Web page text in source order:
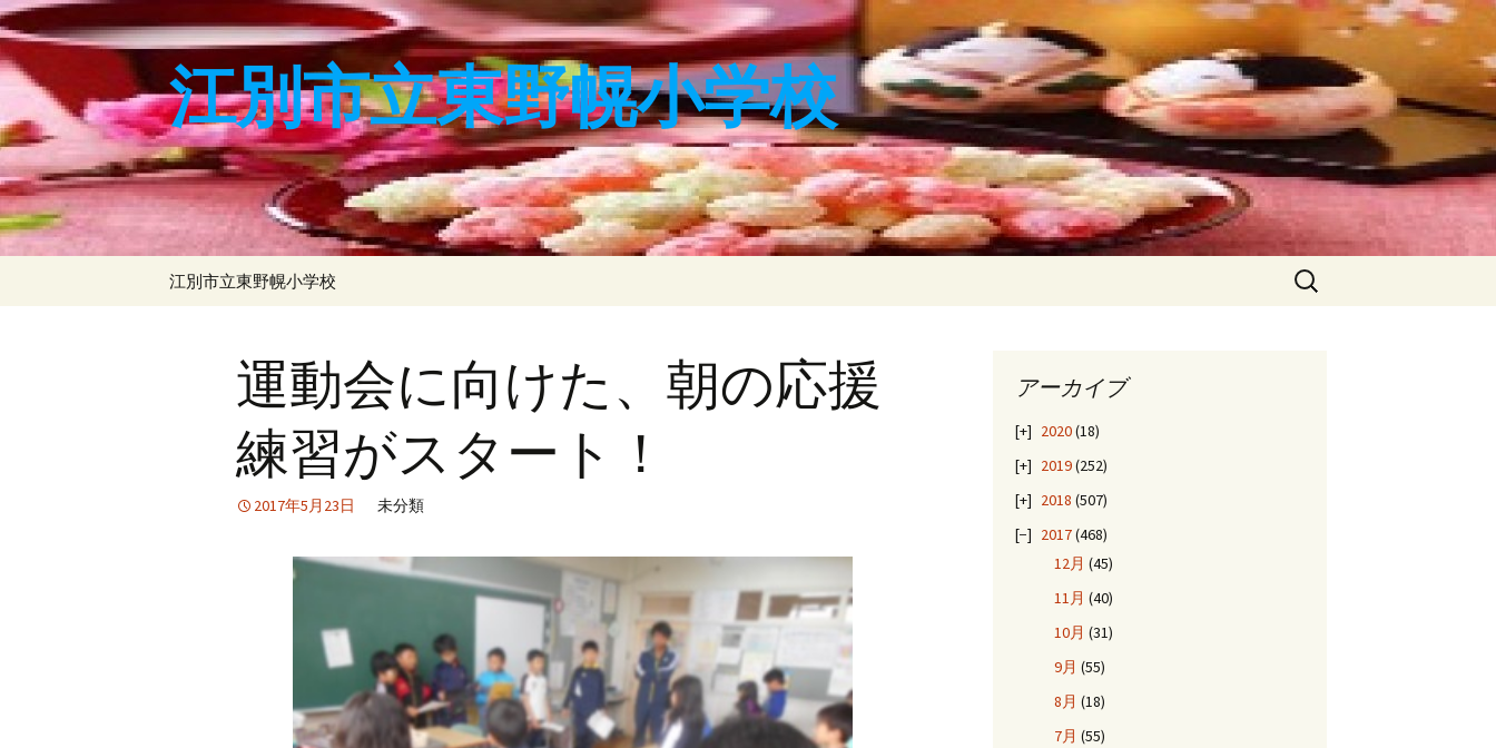
コ
ン
テ
ツ
へ
ス
キ
ッ
プ
江別市立東野幌小学校
江別市立東野幌小学校
検
索:
運動会に向けた、朝の応援
練習がスタート！
2017年5月23日 未分類
アーカイブ
2020(18)
2019(252)
2018 (507)
2017(468)
12月 (45)
11月 (40)
10月 (31)
9月 (55)
8月 (18)
7月 (55)